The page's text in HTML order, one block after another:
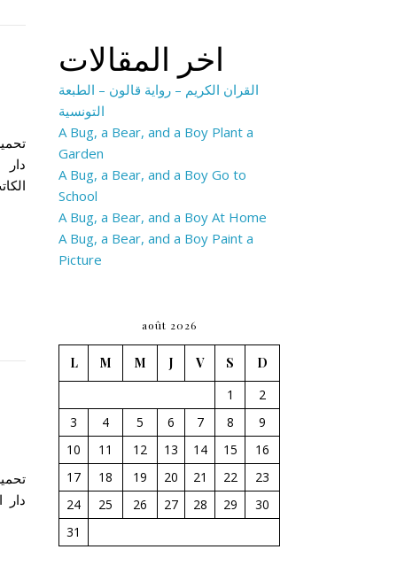
اخر المقالات
القران الكريم – رواية قالون – الطبعة
التونسية
A Bug, a Bear, and a Boy Plant a
Garden
A Bug, a Bear, and a Boy Go to
School
A Bug, a Bear, and a Boy At Home
A Bug, a Bear, and a Boy Paint a
Picture
août 2026
L M M J V S
D
1
2
3
4 5 6 7 8
9
10
11 12 13 14 15
16
17
18 19 20 21 22
23
24
25 26 27 28 29
30
31